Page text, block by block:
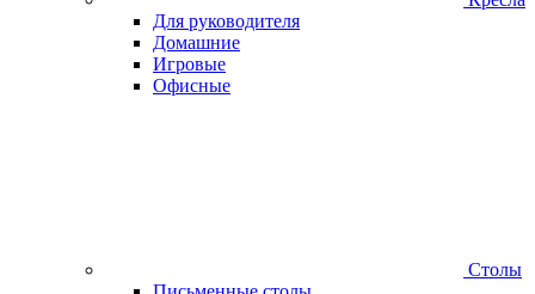
Для руководителя
Домашние
Игровые
Офисные
Столы